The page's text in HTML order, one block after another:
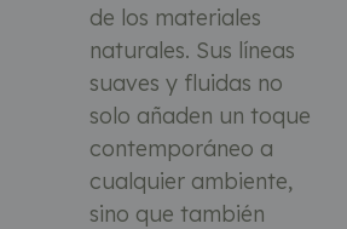
de los materiales
naturales. Sus líneas
suaves y fluidas no
solo añaden un toque
contemporáneo a
cualquier ambiente,
sino que también